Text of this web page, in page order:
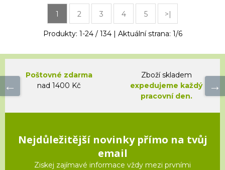
1 2 3 4 5 >|
Produkty: 1-24/ 134| Aktuální strana: 1/6
Poštovné zdarma
nad 1400 Kč
Zboží skladem
expedujeme každý
pracovní den.
Nejdůležitější novinky přímo na tvůj
email
Ziskej zajímavé informace vždy mezi prvními